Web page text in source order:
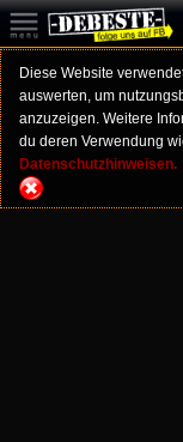
Diese Website
auswerten, um
anzuzeigen. Weitere
du deren Verwendung
Datenschutzhinweisen.